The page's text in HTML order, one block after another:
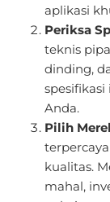
aplikasi
Periksa
teknis
dinding,
Anda.
Pilih
kualitas.
mahal,